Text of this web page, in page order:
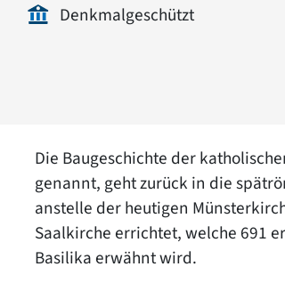
Denkmalgeschützt
Die Baugeschichte der
genannt, geht zurück in die
anstelle der heutigen
Saalkirche errichtet, welche 691
Basilika erwähnt wird.